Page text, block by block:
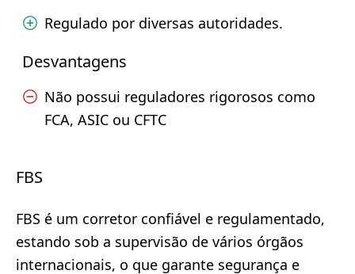
Regulado por diversas autoridades.
Desvantagens
Não possui reguladores rigorosos como
FCA, ASIC ou CFTC
FBS
FBS é um corretor confiável e regulamentado,
estando sob a supervisão de vários órgãos
internacionais, o que garante segurança e